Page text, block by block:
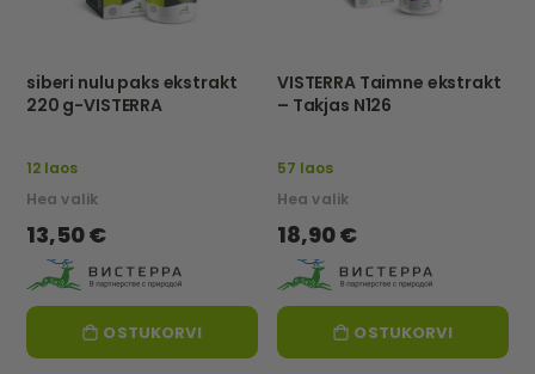
siberi nulu paks ekstrakt
220 g-VISTERRA
12 laos
Hea valik
13,50 €
OSTUKORVI
VISTERRA Taimne ekstrakt
– Takjas N126
57 laos
Hea valik
18,90 €
OSTUKORVI